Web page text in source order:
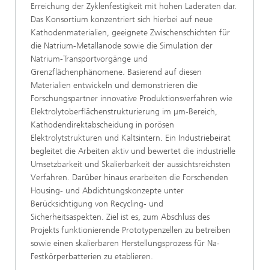
Erreichung der Zyklenfestigkeit mit hohen Laderaten dar.
Das Konsortium konzentriert sich hierbei auf neue
Kathodenmaterialien, geeignete Zwischenschichten für
die Natrium-Metallanode sowie die Simulation der
Natrium-Transportvorgänge und
Grenzflächenphänomene. Basierend auf diesen
Materialien entwickeln und demonstrieren die
Forschungspartner innovative Produktionsverfahren wie
Elektrolytoberflächenstrukturierung im µm-Bereich,
Kathodendirektabscheidung in porösen
Elektrolytstrukturen und Kaltsintern. Ein Industriebeirat
begleitet die Arbeiten aktiv und bewertet die industrielle
Umsetzbarkeit und Skalierbarkeit der aussichtsreichsten
Verfahren. Darüber hinaus erarbeiten die Forschenden
Housing- und Abdichtungskonzepte unter
Berücksichtigung von Recycling- und
Sicherheitsaspekten. Ziel ist es, zum Abschluss des
Projekts funktionierende Prototypenzellen zu betreiben
sowie einen skalierbaren Herstellungsprozess für Na-
Festkörperbatterien zu etablieren.